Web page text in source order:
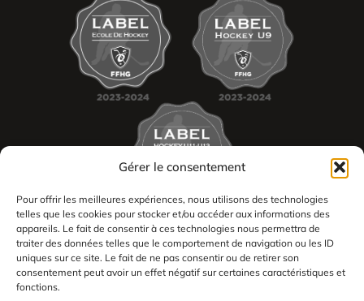
Gérer le consentement
Pour offrir les meilleures expériences, nous utilisons des technologies
telles que les cookies pour stocker et/ou accéder aux informations des
appareils. Le fait de consentir à ces technologies nous permettra de
traiter des données telles que le comportement de navigation ou les ID
uniques sur ce site. Le fait de ne pas consentir ou de retirer son
consentement peut avoir un effet négatif sur certaines caractéristiques et
fonctions.
2026